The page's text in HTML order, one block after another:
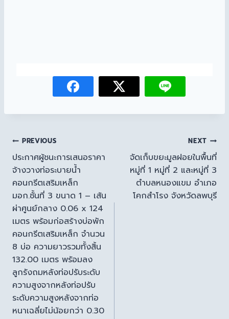
PREVIOUS
ประกาศผู้ชนะการเสนอราคา
จ้างวางท่อระบายน้ำ
คอนกรีตเสริมเหล็ก
มอก.ชั้นที่ 3 ขนาด 1 – เส้น
ผ่าศูนย์กลาง 0.06 x 124
เมตร พร้อมก่อสร้างบ่อพัก
คอนกรีตเสริมเหล็ก จำนวน
8 บ่อ ความยาวรวมทั้งสิ้น
132.00 เมตร พร้อมลง
ลูกรังถมหลังท่อปรับระดับ
ความสูงจากหลังท่อปรับ
ระดับความสูงหลังจากท่อ
หนาเฉลี่ยไม่น้อยกว่า 0.30
NEXT
จัดเก็บขยะมูลฝอยในพื้นที่
หมู่ที่ 1 หมู่ที่ 2 และหมู่ที่ 3
ตำบลหนองแขม อำเภอ
โคกสำโรง จังหวัดลพบุรี